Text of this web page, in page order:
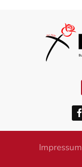
Impressum